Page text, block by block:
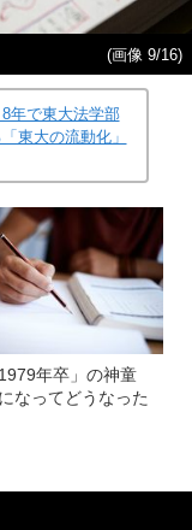
(画像 9/16)
年で東大法学部
東大の流動化」
1979年卒」の神童
なってどうなった